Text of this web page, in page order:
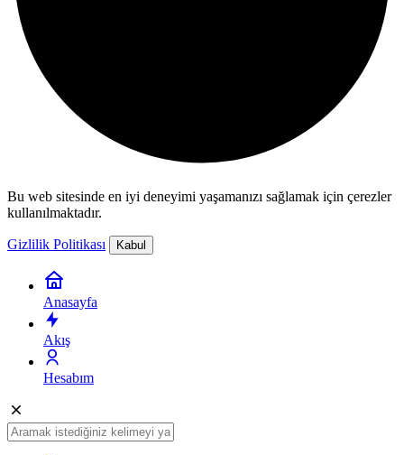
Bu web sitesinde en iyi deneyimi yaşamanızı sağlamak için çerezler
kullanılmaktadır.
Gizlilik Politikası Kabul
Anasayfa
Akış
Hesabım